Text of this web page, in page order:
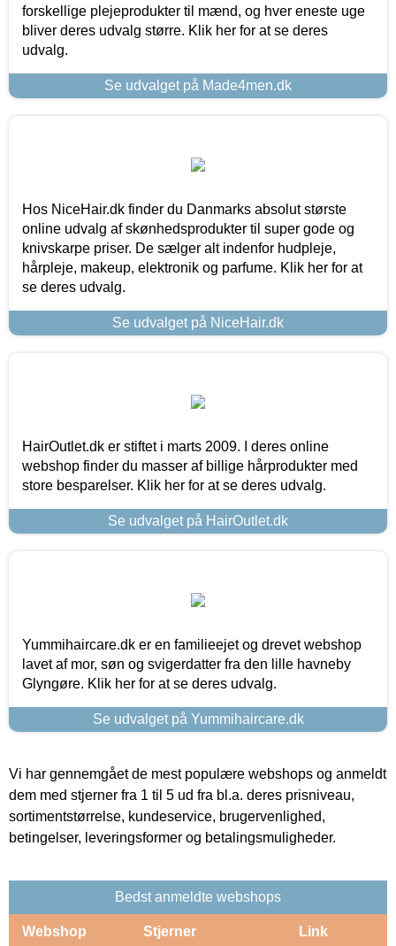
forskellige plejeprodukter til mænd, og hver eneste uge
bliver deres udvalg større. Klik her for at se deres
udvalg.
Se udvalget på Made4men.dk
Hos NiceHair.dk finder du Danmarks absolut største
online udvalg af skønhedsprodukter til super gode og
knivskarpe priser. De sælger alt indenfor hudpleje,
hårpleje, makeup, elektronik og parfume. Klik her for at
se deres udvalg.
Se udvalget på NiceHair.dk
HairOutlet.dk er stiftet i marts 2009. I deres online
webshop finder du masser af billige hårprodukter med
store besparelser. Klik her for at se deres udvalg.
Se udvalget på HairOutlet.dk
Yummihaircare.dk er en familieejet og drevet webshop
lavet af mor, søn og svigerdatter fra den lille havneby
Glyngøre. Klik her for at se deres udvalg.
Se udvalget på Yummihaircare.dk
Vi har gennemgået de mest populære webshops og anmeldt
dem med stjerner fra 1 til 5 ud fra bl.a. deres prisniveau,
sortimentstørrelse, kundeservice, brugervenlighed,
betingelser, leveringsformer og betalingsmuligheder.
Bedst anmeldte webshops
Webshop Stjerner Link